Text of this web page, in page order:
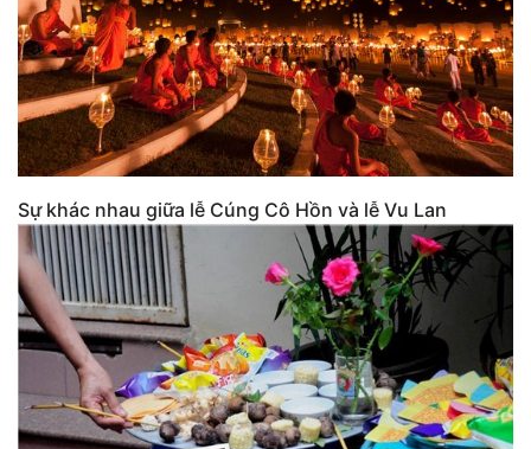
Sự khác nhau giữa lễ Cúng Cô Hồn và lễ Vu Lan